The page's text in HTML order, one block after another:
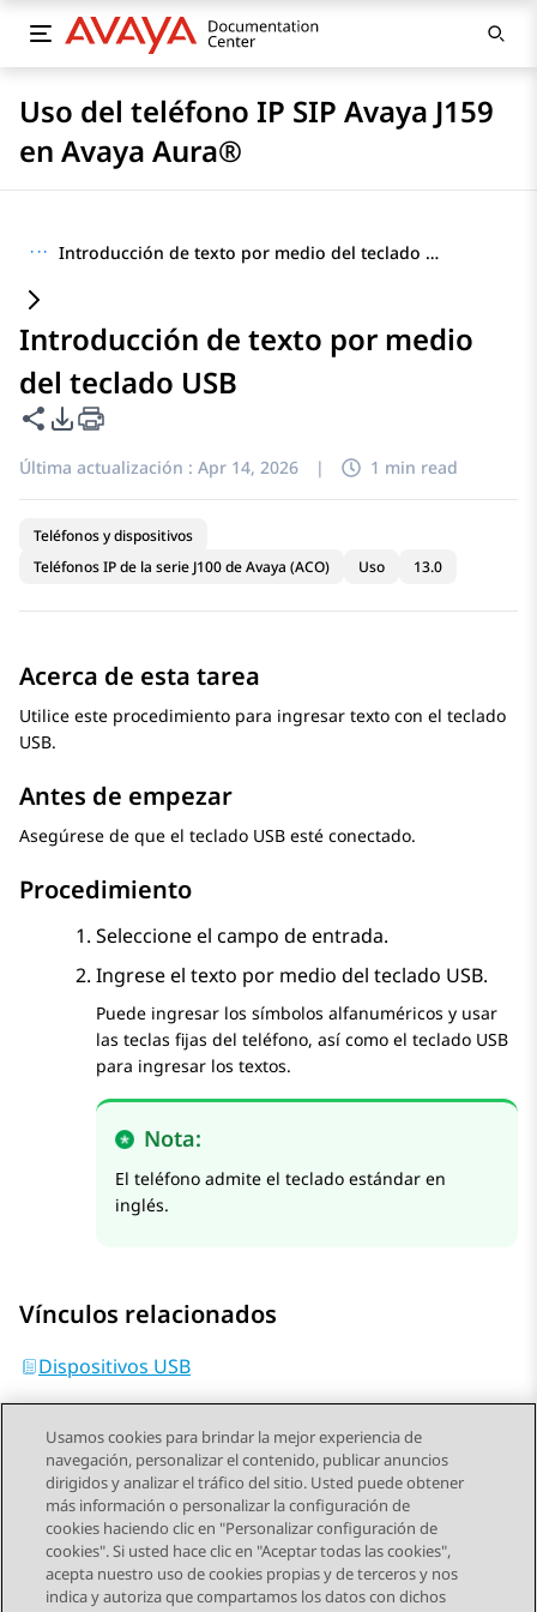
Uso del teléfono IP SIP Avaya J159
en Avaya Aura®
··· Introducción de texto por medio del teclado USB
Introducción de texto por medio
del teclado USB
Compartir esta página
Opciones de exportación de PDF
Última actualización : Apr 14, 2026 | 1 min read
Teléfonos y dispositivos
Teléfonos IP de la serie J100 de Avaya (ACO)
Uso 13.0
Acerca de esta tarea
Utilice este procedimiento para ingresar texto con el teclado
USB.
Antes de empezar
Asegúrese de que el teclado USB esté conectado.
Procedimiento
Seleccione el campo de entrada.
Ingrese el texto por medio del teclado USB.
Puede ingresar los símbolos alfanuméricos y usar
las teclas fijas del teléfono, así como el teclado USB
para ingresar los textos.
Nota:
El teléfono admite el teclado estándar en
inglés.
Vínculos relacionados
Dispositivos USB
Send Feedback
Usamos cookies para brindar la mejor experiencia de
navegación, personalizar el contenido, publicar anuncios
dirigidos y analizar el tráfico del sitio. Usted puede obtener
más información o personalizar la configuración de
cookies haciendo clic en "Personalizar configuración de
cookies". Si usted hace clic en "Aceptar todas las cookies",
acepta nuestro uso de cookies propias y de terceros y nos
indica y autoriza que compartamos los datos con dichos